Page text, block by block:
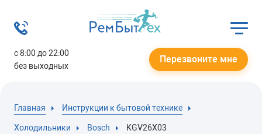
с 8:00 до 22:00
без выходных
Перезвоните мне
Главная Инструкции к бытовой технике
Холодильники Bosch KGV26X03